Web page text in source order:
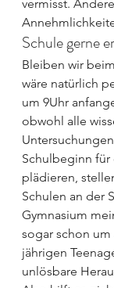
vermisst.
Schule gerne
Bleiben wir
wäre natürlich
um 9Uhr
obwohl alle
Schulbeginn für
plädieren,
Schulen an der
Gymnasium
sogar schon um
jährigen
unlösbare